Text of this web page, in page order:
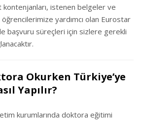
kontenjanları, istenen belgeler ve
yardımcı olan Eurostar
başvuru süreçleri için sizlere gerekli
Okurken Türkiye’ye
Yapılır?
kurumlarında doktora eğitimi